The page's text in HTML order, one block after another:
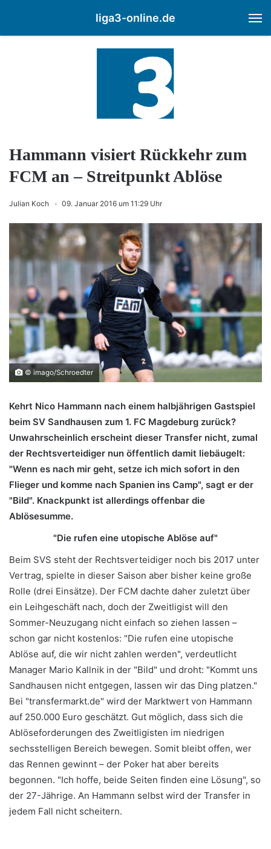
liga3-online.de
Hammann visiert Rückkehr zum
FCM an – Streitpunkt Ablöse
Julian Koch 09. Januar 2016 um 11:29 Uhr
© imago/Schroedter
Kehrt Nico Hammann nach einem halbjährigen Gastspiel
beim SV Sandhausen zum 1. FC Magdeburg zurück?
Unwahrscheinlich erscheint dieser Transfer nicht, zumal
der Rechtsverteidiger nun öffentlich damit liebäugelt:
"Wenn es nach mir geht, setze ich mich sofort in den
Flieger und komme nach Spanien ins Camp", sagt er der
"Bild". Knackpunkt ist allerdings offenbar die
Ablösesumme.
"Die rufen eine utopische Ablöse auf"
Beim SVS steht der Rechtsverteidiger noch bis 2017 unter
Vertrag, spielte in dieser Saison aber bisher keine große
Rolle (drei Einsätze). Der FCM dachte daher zuletzt über
ein Leihgeschäft nach, doch der Zweitligist will den
Sommer-Neuzugang nicht einfach so ziehen lassen –
schon gar nicht kostenlos: "Die rufen eine utopische
Ablöse auf, die wir nicht zahlen werden", verdeutlicht
Manager Mario Kallnik in der "Bild" und droht: "Kommt uns
Sandhausen nicht entgegen, lassen wir das Ding platzen."
Bei "transfermarkt.de" wird der Marktwert von Hammann
auf 250.000 Euro geschätzt. Gut möglich, dass sich die
Ablöseforderungen des Zweitligisten im niedrigen
sechsstelligen Bereich bewegen. Somit bleibt offen, wer
das Rennen gewinnt – der Poker hat aber bereits
begonnen. "Ich hoffe, beide Seiten finden eine Lösung", so
der 27-Jährige. An Hammann selbst wird der Transfer in
jedem Fall nicht scheitern.